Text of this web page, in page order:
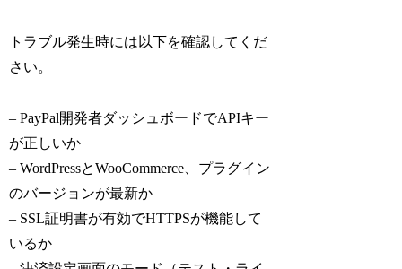
トラブル発生時には以下を確認してくだ
さい。
– PayPal開発者ダッシュボードでAPIキー
が正しいか
– WordPressとWooCommerce、プラグイン
のバージョンが最新か
– SSL証明書が有効でHTTPSが機能して
いるか